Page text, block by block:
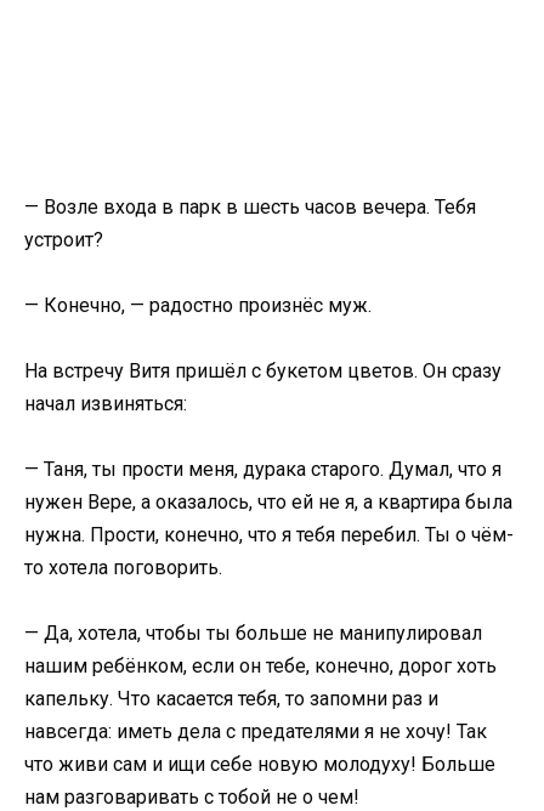
— Возле входа в парк в шесть часов вечера. Тебя
устроит?
— Конечно, — радостно произнёс муж.
На встречу Витя пришёл с букетом цветов. Он сразу
начал извиняться:
— Таня, ты прости меня, дурака старого. Думал, что я
нужен Вере, а оказалось, что ей не я, а квартира была
нужна. Прости, конечно, что я тебя перебил. Ты о чём-
то хотела поговорить.
— Да, хотела, чтобы ты больше не манипулировал
нашим ребёнком, если он тебе, конечно, дорог хоть
капельку. Что касается тебя, то запомни раз и
навсегда: иметь дела с предателями я не хочу! Так
что живи сам и ищи себе новую молодуху! Больше
нам разговаривать с тобой не о чем!